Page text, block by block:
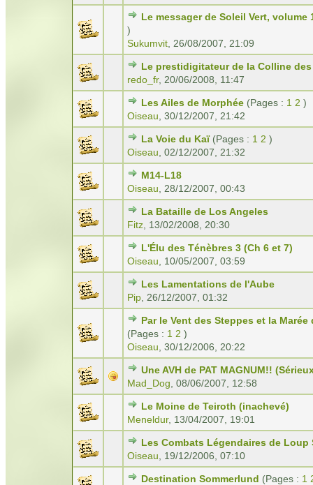
Le messager de Soleil Vert, volume
)
Sukumvit 26/08/2007, 21:09
Le prestidigitateur de la Colline
redo_fr, 20/06/2008, 11:47
Les Ailes de Morphée (Pages : 1 2 )
Oiseau 30/12/2007, 21:42
La Voie du Kaï (Pages : 1 2 )
Oiseau 02/12/2007, 21:32
M14-L18
Oiseau
28/12/2007, 00:43
La Bataille de Los Angeles
Fitz 13/02/2008, 20:30
L'Élu des Ténèbres 3 (Ch 6 et 7)
Oiseau
10/05/2007, 03:59
Les Lamentations de l'Aube
Pip 26/12/2007, 01:32
Par le Vent des Steppes et la Marée
(Pages : 1 2 )
Oiseau 30/12/2006, 20:22
Une AVH de PAT MAGNUM!!
Mad_Dog 08/06/2007, 12:58
Le Moine de Teiroth (inachevé)
Meneldur, 13/04/2007, 19:01
Les Combats Légendaires de Loup
Oiseau
19/12/2006, 07:10
Destination Sommerlund (Pages : 1